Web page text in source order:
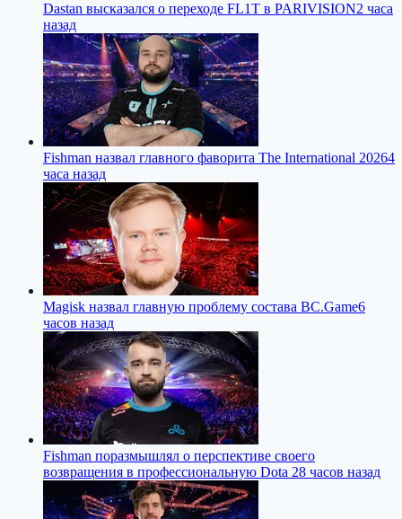
Dastan высказался о переходе FL1T в PARIVISION2 часа
назад
Fishman назвал главного фаворита The International 20264
часа назад
Magisk назвал главную проблему состава BC.Game6
часов назад
Fishman поразмышлял о перспективе своего
возвращения в профессиональную Dota 28 часов назад